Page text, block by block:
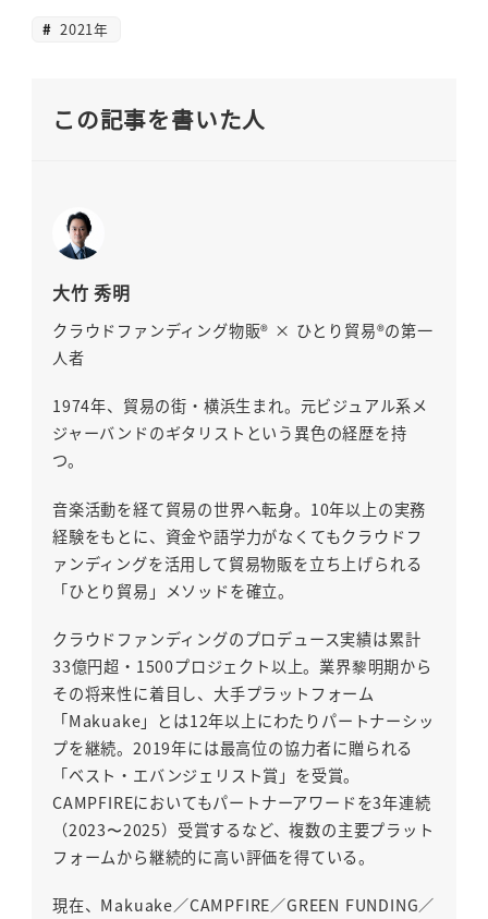
2021年
この記事を書いた人
大竹 秀明
クラウドファンディング物販® × ひとり貿易®の第一
人者
1974年、貿易の街・横浜生まれ。元ビジュアル系メ
ジャーバンドのギタリストという異色の経歴を持
つ。
音楽活動を経て貿易の世界へ転身。10年以上の実務
経験をもとに、資金や語学力がなくてもクラウドフ
ァンディングを活用して貿易物販を立ち上げられる
「ひとり貿易」メソッドを確立。
クラウドファンディングのプロデュース実績は累計
33億円超・1500プロジェクト以上。業界黎明期から
その将来性に着目し、大手プラットフォーム
「Makuake」とは12年以上にわたりパートナーシッ
プを継続。2019年には最高位の協力者に贈られる
「ベスト・エバンジェリスト賞」を受賞。
CAMPFIREにおいてもパートナーアワードを3年連続
（2023〜2025）受賞するなど、複数の主要プラット
フォームから継続的に高い評価を得ている。
現在、Makuake／CAMPFIRE／GREEN FUNDING／